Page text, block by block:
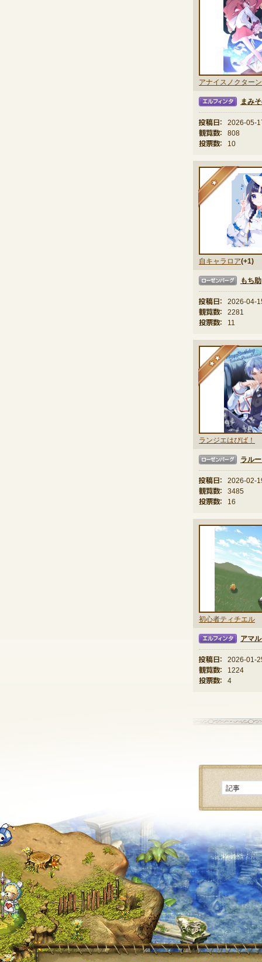
アナイスノクターン
まみ
投稿日：
2026-05-
観覧数：
808
投票数：
10
自キャラロア(+1)
★
もち助
投稿日：
2026-04-
観覧数：
2281
投票数：
11
ランジエはぴば！
★★
ラル
投稿日：
2026-02-
観覧数：
3485
投票数：
16
初心者ティチエル
アマ
投稿日：
2026-01-
観覧数：
1224
投票数：
4